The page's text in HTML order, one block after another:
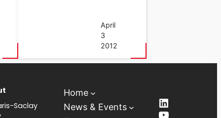
April
3
2012
Saclay
Home
News & Events
LinkedIn
YouTube